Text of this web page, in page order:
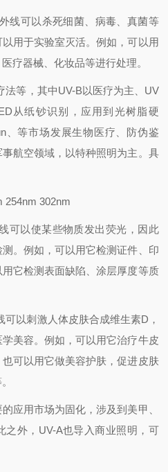
线可以杀死细菌、病毒、真菌等
用于实验室灭活。例如，可以用
疗器械、化妆品等进行处理。
法等，其中UV-B以医疗为主、UV
从纸钞识别，应用到光树脂硬
、等市场发展生物医疗、防伪鉴
航空领域，以特种照明为主。具
可以使某些物质发出荧光，因此
。例如，可以用它检测证件、印
它检测表面缺陷、涂层厚度等质
以刺激人体皮肤合成维生素D，
美容。例如，可以用它治疗牛皮
可以用它做美容护肤，促进皮肤
应用市场为固化，涉及到美甲、
之外，UV-A也导入商业照明，可